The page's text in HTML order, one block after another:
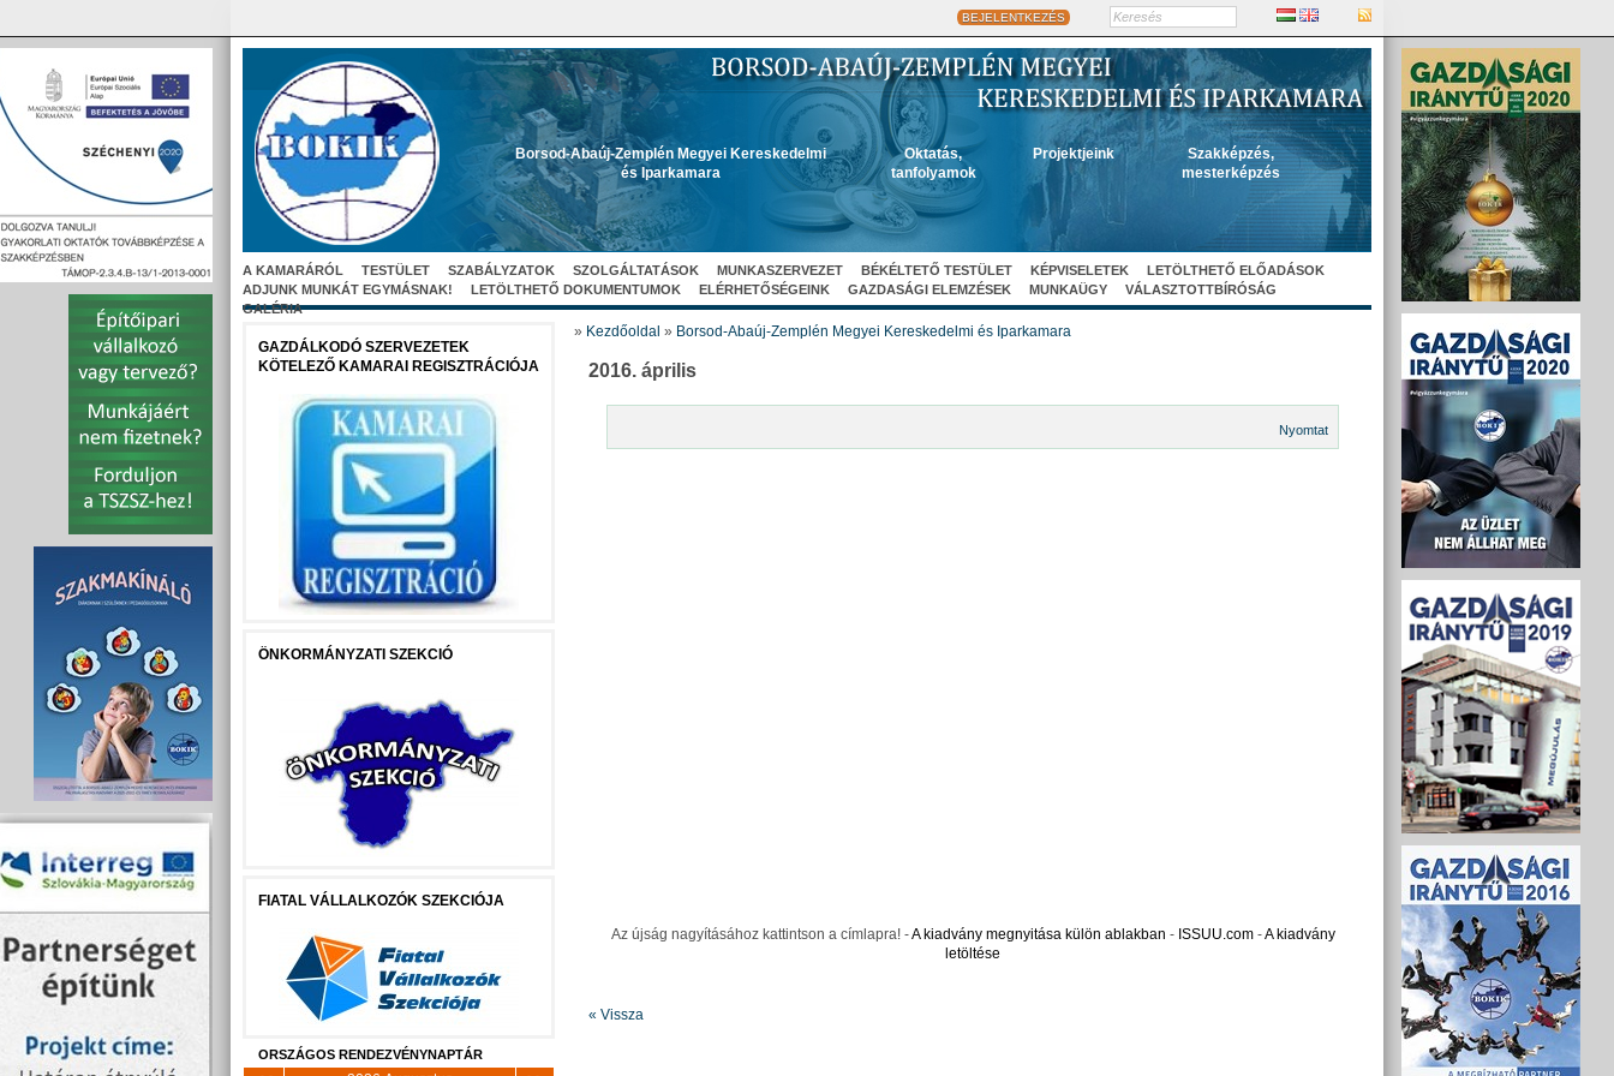
BEJELENTKEZÉS
Borsod-Abaúj-Zemplén Megyei Kereskedelmi
és Iparkamara
Oktatás,
tanfolyamok
Projektjeink
Szakképzés,
mesterképzés
A KAMARÁRÓL TESTÜLET SZABÁLYZATOK SZOLGÁLTATÁSOK MUNKASZERVEZET BÉKÉLTETŐ TESTÜLET KÉPVISELETEK
LETÖLTHETŐ ELŐADÁSOK
ADJUNK MUNKÁT EGYMÁSNAK!
LETÖLTHETŐ DOKUMENTUMOK ELÉRHETŐSÉGEINK GAZDASÁGI ELEMZÉSEK MUNKAÜGY
VÁLASZTOTTBÍRÓSÁG
GALÉRIA
GAZDÁLKODÓ SZERVEZETEK
KÖTELEZŐ KAMARAI REGISZTRÁCIÓJA
ÖNKORMÁNYZATI SZEKCIÓ
FIATAL VÁLLALKOZÓK SZEKCIÓJA
ORSZÁGOS RENDEZVÉNYNAPTÁR
» Kezdőoldal » Borsod-Abaúj-Zemplén Megyei Kereskedelmi és Iparkamara
2016. április
Nyomtat
Az újság nagyításához kattintson a címlapra! -A kiadvány megnyitása külön ablakban - ISSUU.com-A kiadvány
letöltése
« Vissza